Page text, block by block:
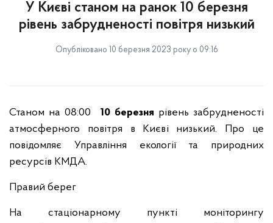
У Києві станом на ранок 10 березня
рівень забрудненості повітря низький
Опубліковано 10 березня 2023 року о 09:16
Станом на 08:00 10 березня рівень забрудненості
атмосферного повітря в Києві низький. Про це
повідомляє Управління екології та природних
ресурсів КМДА.
Правий берег
На стаціонарному пункті моніторингу